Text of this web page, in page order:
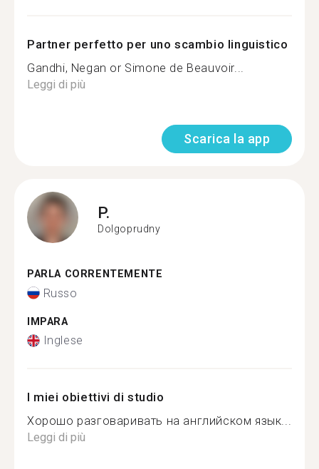
Partner perfetto per uno scambio linguistico
Gandhi, Negan or Simone de Beauvoir...
Leggi di più
Scarica la app
P.
Dolgoprudny
PARLA CORRENTEMENTE
Russo
IMPARA
Inglese
I miei obiettivi di studio
Хорошо разговаривать на английском язык...
Leggi di più